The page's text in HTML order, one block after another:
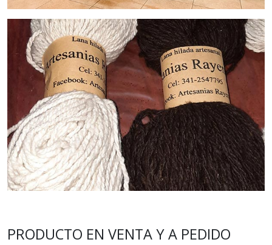
PRODUCTO EN VENTA Y A PEDIDO